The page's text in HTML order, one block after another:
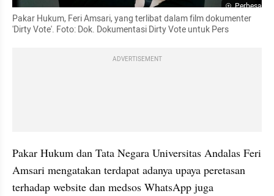
Perbesar
Pakar Hukum, Feri Amsari, yang terlibat dalam film dokumenter
'Dirty Vote'. Foto: Dok. Dokumentasi Dirty Vote untuk Pers
ADVERTISEMENT
Pakar Hukum dan Tata Negara Universitas Andalas Feri
Amsari mengatakan terdapat adanya upaya peretasan
terhadap website dan medsos WhatsApp juga